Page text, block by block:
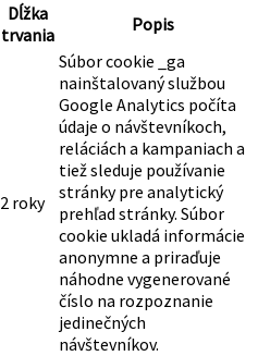
Dĺžka
trvania
Popis
2 roky
Súbor cookie _ga
nainštalovaný službou
Google Analytics počíta
údaje o návštevníkoch,
reláciách a kampaniach a
tiež sleduje používanie
stránky pre analytický
prehľad stránky. Súbor
cookie ukladá informácie
anonymne a priraďuje
náhodne vygenerované
číslo na rozpoznanie
jedinečných
návštevníkov.